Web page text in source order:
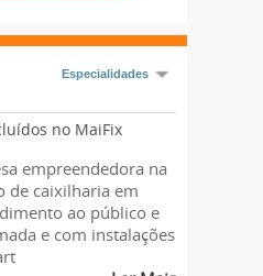
Especialidades
no MaiFix
empreendedora na
de caixilharia em
ao público e
e com instalações